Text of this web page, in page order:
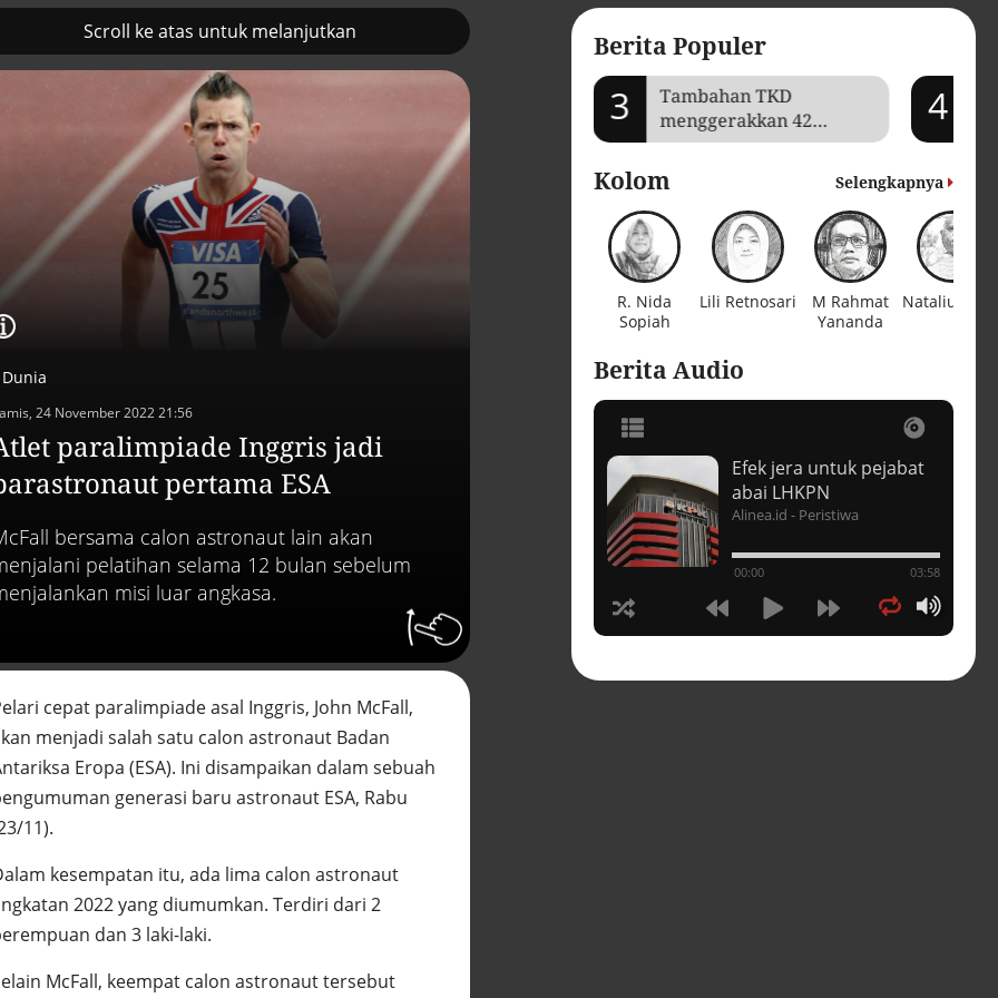
Scroll ke atas untuk melanjutkan
Dunia
24 November 2022 21:56
paralimpiade Inggris jadi
pertama ESA
bersama calon astronaut lain akan
pelatihan selama 12 bulan sebelum
misi luar angkasa.
cepat paralimpiade asal Inggris, John McFall,
menjadi salah satu calon astronaut Badan
Eropa (ESA). Ini disampaikan dalam sebuah
generasi baru astronaut ESA, Rabu
11).
kesempatan itu, ada lima calon astronaut
2022 yang diumumkan. Terdiri dari 2
dan 3 laki-laki.
McFall, keempat calon astronaut tersebut
Berita Populer
Prancis kerahkan kapal
induk nuklir untuk misi
Selat Hormuz
Pemulihan ekonomi Aceh
terus diakselerasi
3
Tambahan TKD
menggerakkan 42
kegiatan di
4
Kolom Selengkapnya
R. Nida
Sopiah
Lili Retnosari
M Rahmat
Yananda
Natalius
Berita Audio
Buku berusia 900 tahun
Vatikan, ada prediksi tahun
Alinea.id - Peristiwa
Akar persoalan
berulangnya kekerasan
terhadap PMI di Malaysia
Alinea.id - Peristiwa
DPR minta penerbitan
Alinea.id - Peristiwa
Alinea.id - Politik
Efek jera untuk pejabat
abai LHKPN
Alinea.id - Peristiwa
00:00 03:58